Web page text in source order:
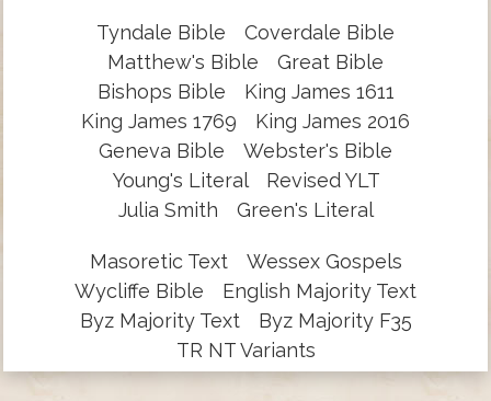
Tyndale Bible
Coverdale Bible
Matthew's Bible
Great Bible
Bishops Bible
King James 1611
King James 1769
King James 2016
Geneva Bible
Webster's Bible
Young's Literal
Revised YLT
Julia Smith
Green's Literal
Masoretic Text
Wessex Gospels
Wycliffe Bible
English Majority Text
Byz Majority Text
Byz Majority F35
TR NT Variants